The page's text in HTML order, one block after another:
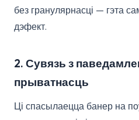
без гранулярнасці — гэта
дэфект.
2. Сувязь з
прыватнасць
Ці спасылаецца банер на